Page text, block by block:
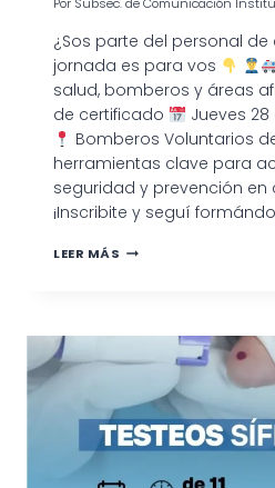
Por Subsec. de Comunicación
¿Sos parte del personal de
jornada es para vos
salud, bomberos y áreas
de certificado
Jueves
Bomberos Voluntarios
herramientas clave para
seguridad y prevención en
¡Inscribite y seguí
LEER MÁS CAPACITACIÓN
PERSONAL
DE
EMERGENCIAS